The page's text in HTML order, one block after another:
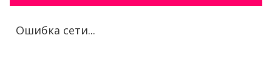
Ошибка сети...